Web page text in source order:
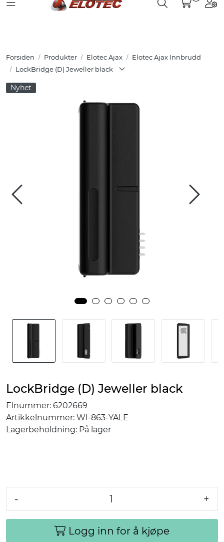
Skip to main content Partnerweb
Toggle navigation Toggle search
Forsiden Produkter Elotec Ajax
Elotec Ajax Innbrudd
LockBridge (D) Jeweller black
Nyhet
LockBridge (D) Jeweller black
Elnummer: 6202669
Artikkelnummer: WI-863-YALE
Lagerbeholdning: På lager
- +
Logg inn for å kjøpe
Løsninger
Hjelpesenter